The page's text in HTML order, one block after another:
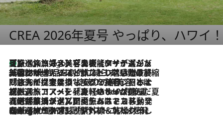
CREA 2026年夏号 やっぱり、ハワイ
2 Hours Ago
【厳選旅コスメ】「多機能アイテムがメイン！」旅好き美容エディターが選んだ夏旅ベストコスメを発表【Mサイズジップ】
2026.8.6
「荷物が増えるほど旅ストレスは増す」美容ジャーナリストがたどり着いた最終結論。“化粧品を劇的に減らす”感動の凝縮美容とは
2026.8.6
「旅先には金髪ウィッグを持参」日本と同じメイクでは損してる!? 美容ジャーナリストが提案する“掟破りの旅美容”とは
2026.8.6
【厳選旅コスメ】「身軽さ＆UV対策重視！」ヘアアーティストshucoが選んだ夏旅ベストコスメを発表【Mサイズジップ】
2026.8.5
【厳選旅コスメ】国内をあちこち移動する河井菜摘が選んだ夏旅ベストコスメ発表！「リラックスアイテムはマスト」【Mサイズジップ】
2026.8.4
【厳選旅コスメ】「紫外線＆乾燥対策しながらメイク感も！」ヘア＆メイクGeorgeが選んだ夏旅ベストコスメを発表！【Mサイズジップ】